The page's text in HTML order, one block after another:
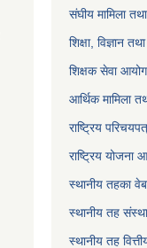
संघीय मामिला
शिक्षा, विज्ञान
शिक्षक सेवा आयोग
आर्थिक मामिला
राष्ट्रिय
राष्ट्रिय योजना
स्थानीय तहका
स्थानीय तह
स्थानीय तह